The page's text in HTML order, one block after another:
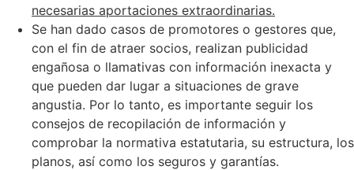
necesarias aportaciones extraordinarias.
Se han dado casos de promotores o gestores que,
con el fin de atraer socios, realizan publicidad
engañosa o llamativas con información inexacta y
que pueden dar lugar a situaciones de grave
angustia. Por lo tanto, es importante seguir los
consejos de recopilación de información y
comprobar la normativa estatutaria, su estructura, los
planos, así como los seguros y garantías.